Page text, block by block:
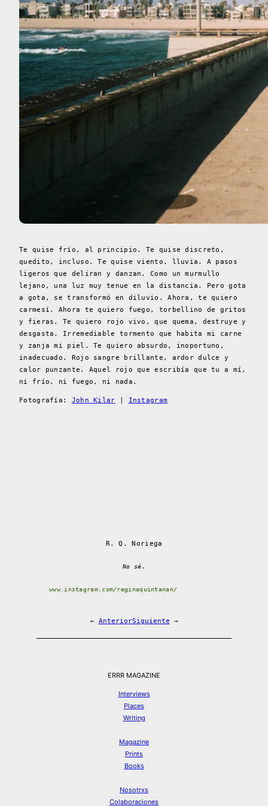
Te quise frío, al principio. Te quise discreto,
quedito, incluso. Te quise viento, lluvia. A pasos
ligeros que deliran y danzan. Como un murmullo
lejano, una luz muy tenue en la distancia. Pero gota
a gota, se transformó en diluvio. Ahora, te quiero
carmesí. Ahora te quiero fuego, torbellino de gritos
y fieras. Te quiero rojo vivo, que quema, destruye y
desgasta. Irremediable tormento que habita mi carne
y zanja mi piel. Te quiero absurdo, inoportuno,
inadecuado. Rojo sangre brillante, ardor dulce y
calor punzante. Aquel rojo que escribía que tu a mí,
ni frío, ni fuego, ni nada.
Fotografía: John Kilar Instagram
R. Q. Noriega
No sé.
www.instagram.com/reginaquintanan/
← AnteriorSiguiente →
ERRR MAGAZINE
Interviews
Places
Writing
Magazine
Prints
Books
Nosotrxs
Colaboraciones